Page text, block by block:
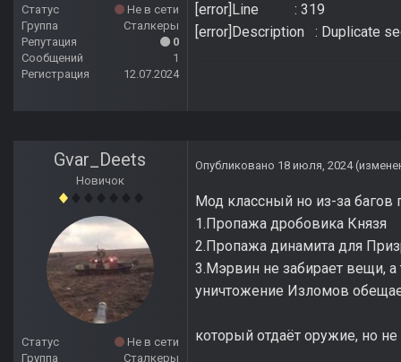
Статус
Не в сети
Группа
Сталкеры
Репутация
0
Сообщений
1
Регистрация
12.07.2024
[error]Line : 319
[error]Description : Duplicate
Gvar_Deets
Новичок
Статус
Не в сети
Группа
Сталкеры
Опубликовано 18 июля, 2024
Мод классный но из-за
1.Пропажа дробовика Князя
2.Пропажа динамита для
3.Мэрвин не забирает
уничтожение Изломов
который отдаёт оружие, но не